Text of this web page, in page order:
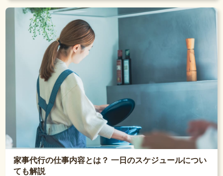
家事代行の仕事内容とは？ 一日のスケジュールについ
ても解説